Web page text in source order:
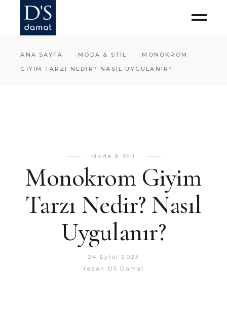
ANA SAYFA MODA & STIL
MONOKROM
GIYIM TARZI NEDIR? NASIL UYGULANIR?
Moda & Stil
Monokrom Giyim
Tarzı Nedir? Nasıl
Uygulanır?
24 Eylül 2025
Yazan
DS Damat